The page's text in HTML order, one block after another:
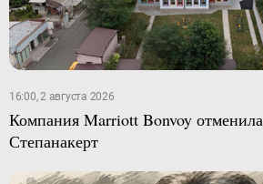
16:00, 2 августа 2026
Компания Marriott Bonvoy
Степанакерт